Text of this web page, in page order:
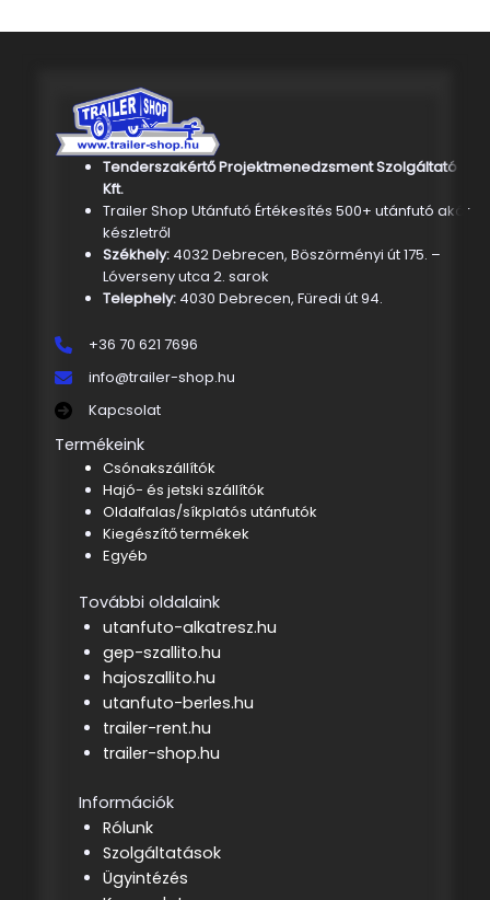
Tenderszakértő Projektmenedzsment Szolgáltató
Kft.
Trailer Shop Utánfutó Értékesítés 500+ utánfutó akár
készletről
Székhely: 4032 Debrecen, Böszörményi út 175. –
Lóverseny utca 2. sarok
Telephely:4030 Debrecen, Füredi út 94.
+36 70 621 7696
info@trailer-shop.hu
Kapcsolat
Termékeink
Csónakszállítók
Hajó- és jetski szállítók
Oldalfalas/síkplatós utánfutók
Kiegészítő termékek
Egyéb
További oldalaink
utanfuto-alkatresz.hu
gep-szallito.hu
hajoszallito.hu
utanfuto-berles.hu
trailer-rent.hu
trailer-shop.hu
Információk
Rólunk
Szolgáltatások
Ügyintézés